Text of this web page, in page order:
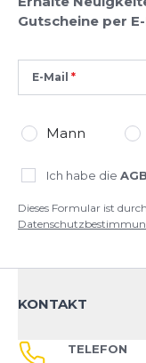
Google.
Gutscheine per
E-Mail
Mann
Ich habe die
Dieses Formular ist
KONTAKT
TELEFON